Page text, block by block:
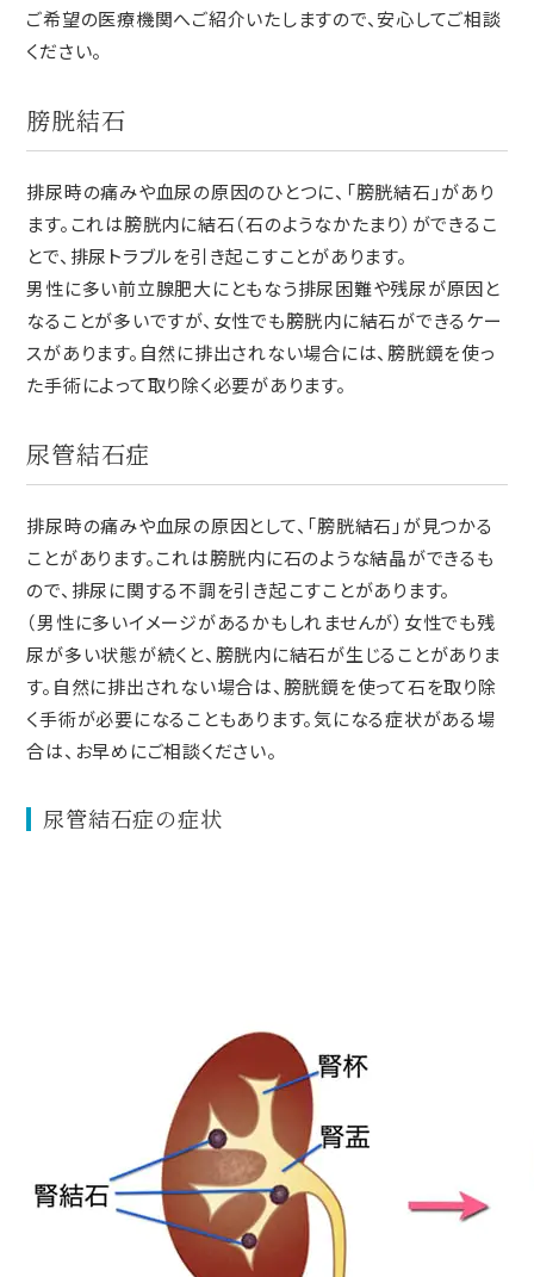
ご希望の医療機関へご紹介いたしますので、安心してご相談
ください。
膀胱結石
排尿時の痛みや血尿の原因のひとつに、「膀胱結石」があり
ます。これは膀胱内に結石（石のようなかたまり）ができるこ
とで、排尿トラブルを引き起こすことがあります。
男性に多い前立腺肥大にともなう排尿困難や残尿が原因と
なることが多いですが、女性でも膀胱内に結石ができるケー
スがあります。自然に排出されない場合には、膀胱鏡を使っ
た手術によって取り除く必要があります。
尿管結石症
排尿時の痛みや血尿の原因として、「膀胱結石」が見つかる
ことがあります。これは膀胱内に石のような結晶ができるも
ので、排尿に関する不調を引き起こすことがあります。
（男性に多いイメージがあるかもしれませんが）女性でも残
尿が多い状態が続くと、膀胱内に結石が生じることがありま
す。自然に排出されない場合は、膀胱鏡を使って石を取り除
く手術が必要になることもあります。気になる症状がある場
合は、お早めにご相談ください。
尿管結石症の症状